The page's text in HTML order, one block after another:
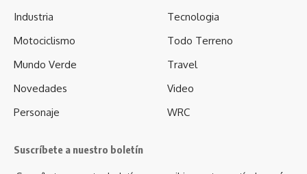
Industria
Motociclismo
Mundo Verde
Novedades
Personaje
Tecnologia
Todo Terreno
Travel
Video
WRC
Suscríbete a nuestro boletín